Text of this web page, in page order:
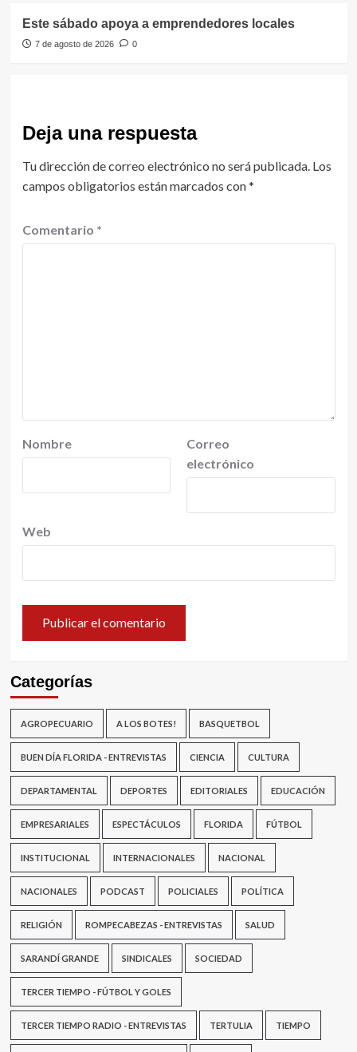
Este sábado apoya a emprendedores locales
7 de agosto de 2026 0
Deja una respuesta
Tu dirección de correo electrónico no será publicada. Los
campos obligatorios están marcados con*
Comentario *
Nombre
Correo
electrónico
Web
Categorías
AGROPECUARIO A LOS BOTES! BASQUETBOL
BUEN DÍA FLORIDA - ENTREVISTAS CIENCIA CULTURA
DEPARTAMENTAL DEPORTES EDITORIALES EDUCACIÓN
EMPRESARIALES ESPECTÁCULOS FLORIDA FÚTBOL
INSTITUCIONAL INTERNACIONALES NACIONAL
NACIONALES PODCAST POLICIALES POLÍTICA
RELIGIÓN ROMPECABEZAS - ENTREVISTAS SALUD
SARANDÍ GRANDE SINDICALES SOCIEDAD
TERCER TIEMPO - FÚTBOL Y GOLES
TERCER TIEMPO RADIO - ENTREVISTAS TERTULIA TIEMPO